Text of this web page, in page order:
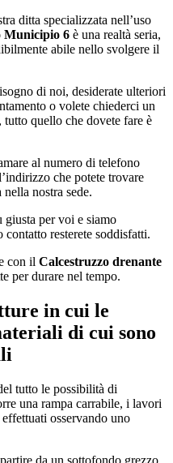
ditta specializzata nell’uso
Municipio 6 è una realtà seria,
abile nello svolgere il
di noi, desiderate ulteriori
o volete chiederci un
quello che dovete fare è
al numero di telefono
che potete trovare
nostra sede.
giusta per voi e siamo
resterete soddisfatti.
con il Calcestruzzo drenante
per durare nel tempo.
in cui le
di cui sono
tutto le possibilità di
una rampa carrabile, i lavori
osservando uno
da un sottofondo grezzo